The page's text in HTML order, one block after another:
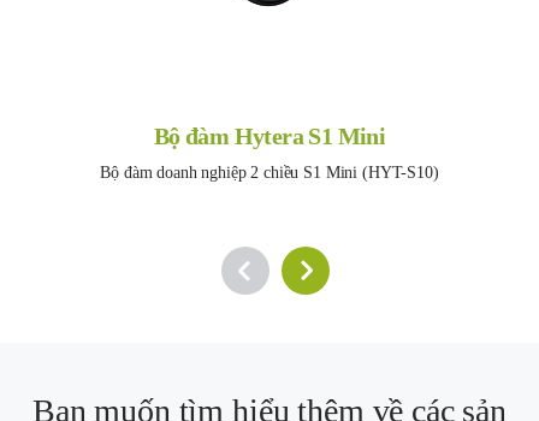
Bộ đàm Hytera S1 Mini
Bộ đàm doanh nghiệp 2 chiều S1 Mini (HYT-S10)
Bạn muốn tìm hiểu thêm về các sản